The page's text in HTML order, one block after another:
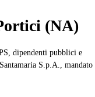
(NA)
dipendenti pubblici e
S.p.A., mandato